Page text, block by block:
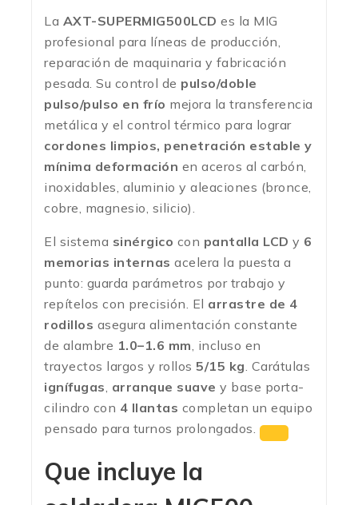
La AXT-SUPERMIG500LCD es la MIG
profesional para líneas de producción,
reparación de maquinaria y fabricación
pesada. Su control de pulso/doble
pulso/pulso en frío mejora la transferencia
metálica y el control térmico para lograr
cordones limpios, penetración estable y
mínima deformación en aceros al carbón,
inoxidables, aluminio y aleaciones (bronce,
cobre, magnesio, silicio).
El sistema sinérgico con pantalla LCD y 6
memorias internas acelera la puesta a
punto: guarda parámetros por trabajo y
repítelos con precisión. El arrastre de 4
rodillos asegura alimentación constante
de alambre 1.0–1.6 mm, incluso en
trayectos largos y rollos 5/15 kg. Carátulas
ignífugas, arranque suave y base porta-
cilindro con 4 llantas completan un equipo
pensado para turnos prolongados.
Que incluye la